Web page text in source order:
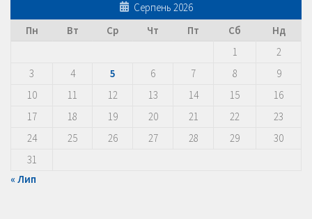
Серпень 2026
Пн
Вт Ср Чт Пт Сб
Нд
1
2
3
4 5 6 7 8
9
10
11 12 13 14 15
16
17
18 19 20 21 22
23
24
25 26 27 28 29
30
31
« Лип